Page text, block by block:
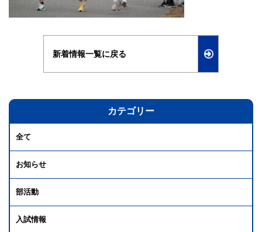
新着情報一覧に戻る
カテゴリー
全て
お知らせ
部活動
入試情報